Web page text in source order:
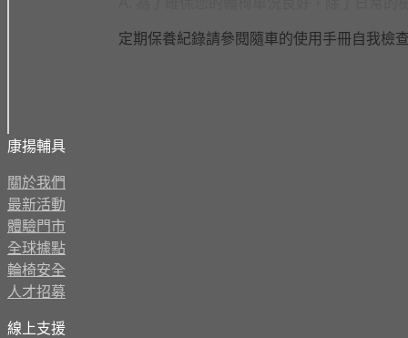
定期保養紀錄請參閱隨車的使用手冊自我檢
康揚輔具
關於我們
最新活動
體驗門市
全球據點
輪椅安全
人才招募
線上支援